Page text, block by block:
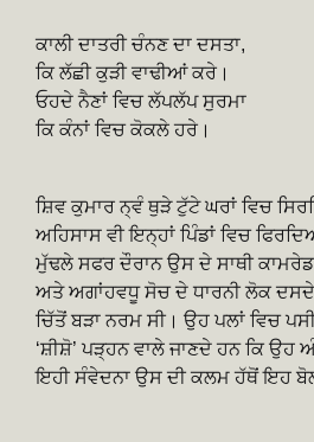
ਕਾਲੀ ਦਾਤਰੀ ਚੰਨਣ ਦਾ ਦਸਤਾ,
ਕਿ ਲੱਛੀ ਕੁੜੀ ਵਾਢੀਆਂ ਕਰੇ।
ਓਹਦੇ ਨੈਣਾਂ ਵਿਚ ਲੱਪਲੱਪ ਸੁਰਮਾ
ਕਿ ਕੰਨਾਂ ਵਿਚ ਕੋਕਲੇ ਹਰੇ।
ਸ਼ਿਵ ਕੁਮਾਰ ਨ੍ਵੰ ਥੁੜੇ ਟੁੱਟੇ ਘਰਾਂ ਵਿਚ
ਅਹਿਸਾਸ ਵੀ ਇਨ੍ਹਾਂ ਪਿੰਡਾਂ ਵਿਚ
ਮੁੱਢਲੇ ਸਫਰ ਦੌਰਾਨ ਉਸ ਦੇ ਸਾਥੀ
ਅਤੇ ਅਗਾਂਹਵਧੂ ਸੋਚ ਦੇ ਧਾਰਨੀ ਲੋਕ
ਚਿੱਤੋਂ ਬੜਾ ਨਰਮ ਸੀ। ਉਹ ਪਲਾਂ ਵਿਚ
‘ਸ਼ੀਸ਼ੋ’ ਪੜ੍ਹਨ ਵਾਲੇ ਜਾਣਦੇ ਹਨ ਕਿ ਉਹ
ਇਹੀ ਸੰਵੇਦਨਾ ਉਸ ਦੀ ਕਲਮ ਹੱਥੋਂ ਇਹ